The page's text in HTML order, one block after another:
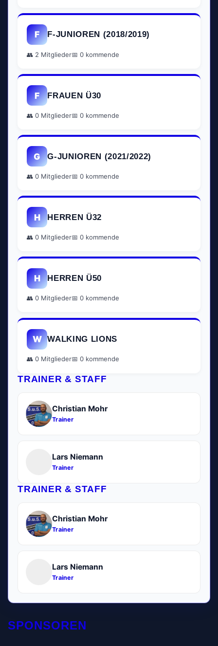
F F-JUNIOREN (2018/2019)
👥 2 Mitglieder📅 0 kommende
F FRAUEN Ü30
👥 0 Mitglieder📅 0 kommende
G G-JUNIOREN (2021/2022)
👥 0 Mitglieder📅 0 kommende
H HERREN Ü32
👥 0 Mitglieder📅 0 kommende
H HERREN Ü50
👥 0 Mitglieder📅 0 kommende
W WALKING LIONS
👥 0 Mitglieder📅 0 kommende
TRAINER & STAFF
Christian Mohr
Trainer
Lars Niemann
Trainer
TRAINER & STAFF
Christian Mohr
Trainer
Lars Niemann
Trainer
SPONSOREN